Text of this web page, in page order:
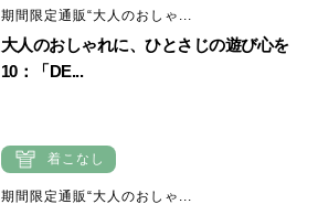
期間限定通販“大人のおしゃ...
大人のおしゃれに、ひとさじの遊び心を
10：「DE...
着こなし
期間限定通販“大人のおしゃ...